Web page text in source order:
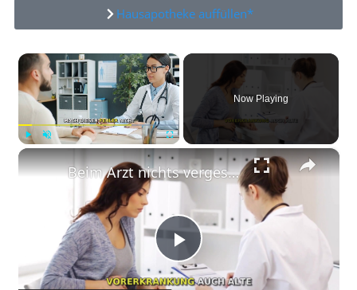
Hausapotheke auffüllen*
×
Now Playing
×
Play
Beim Arzt nichts vergessen - Diese 5 Infos sind entscheidend!